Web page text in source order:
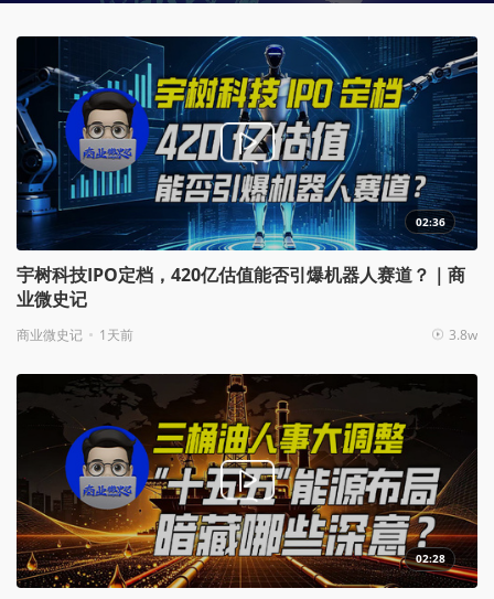
02:36
宇树科技IPO定档，420亿估值能否引爆机器人赛道？｜商
业微史记
商业微史记 1天前 3.8w
02:28